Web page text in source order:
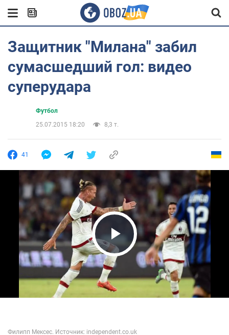
Защитник "Милана" забил
сумасшедший гол: видео
суперудара
Футбол
25.07.2015 18:20
8,3 т.
41
Play Video